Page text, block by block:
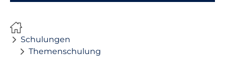
Schulungen
Schulungen
Themenschulung